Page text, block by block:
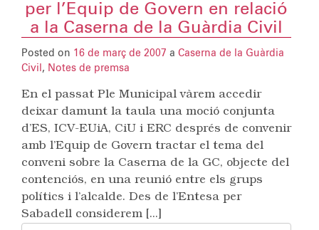
per l’Equip de Govern en relació
a la Caserna de la Guàrdia Civil
Posted on 16 de març de 2007 a Caserna de la Guàrdia
Civil , Notes de premsa
En el passat Ple Municipal vàrem accedir
deixar damunt la taula una moció conjunta
d’ES, ICV-EUiA, CiU i ERC després de convenir
amb l’Equip de Govern tractar el tema del
conveni sobre la Caserna de la GC, objecte del
contenciós, en una reunió entre els grups
polítics i l’alcalde. Des de l’Entesa per
Sabadell considerem [...]